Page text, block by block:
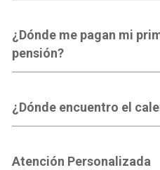
¿Dónde me pagan mi
pensión?
¿Dónde encuentro el
Atención Personalizada